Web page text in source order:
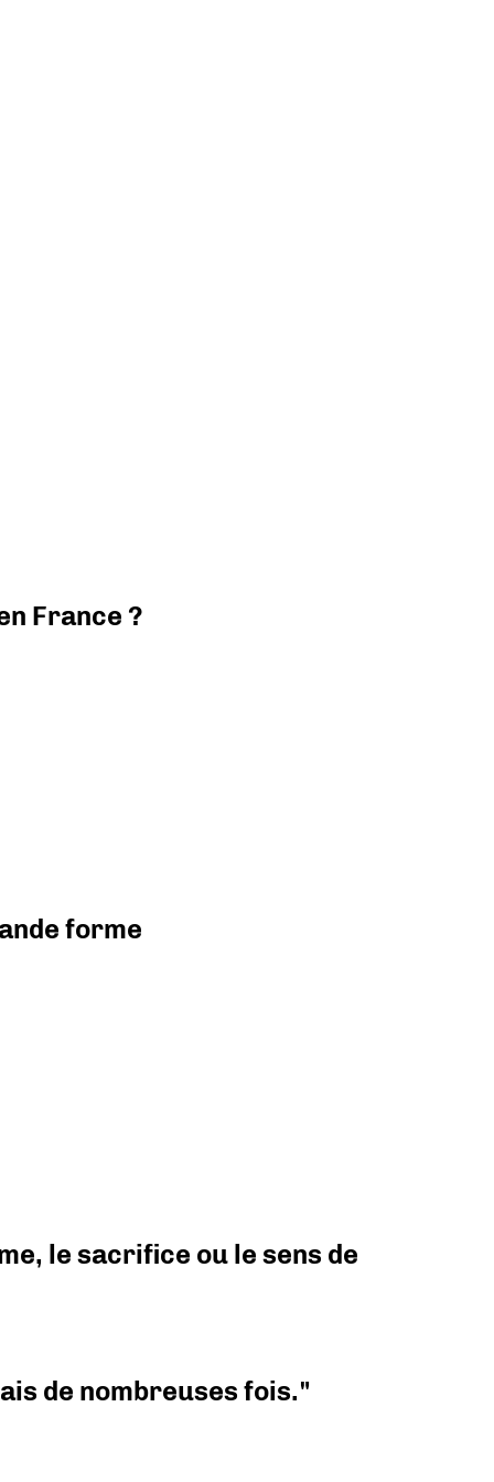
France ?
forme
le sacrifice ou le sens de
de nombreuses fois."